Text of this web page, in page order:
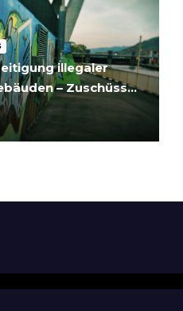
illegaler
– Zuschüsse